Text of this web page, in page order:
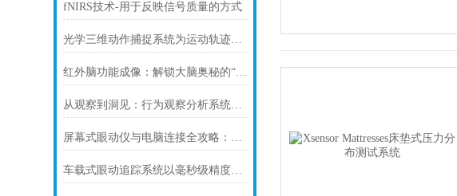
fNIRS技术-用于反映信号质量的方式
光学三维动作捕捉系统为运动轨迹装上“数字标尺”
红外脑功能成像：解锁大脑奥秘的“透视镜”
从观察到洞见：行为观察分析系统如何重塑认知科学研究
屏幕式眼动仪与电脑连接全攻略：从硬件对接到达人操作
车载式眼动追踪系统以毫秒级精度重塑智能驾驶安全新范式